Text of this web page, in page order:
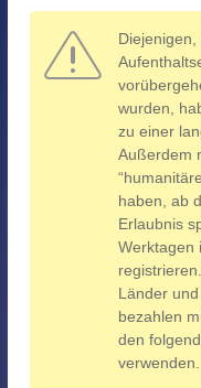
wurden,
zu einer
Außerdem
haben, ab
Erlaubnis
Werktagen
Länder
bezahlen
den
verwenden.